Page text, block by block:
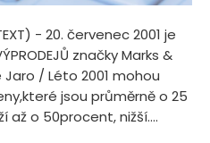
- 20. červenec 2001 je
značky Marks &
/ Léto 2001 mohou
jsou průměrně o 25
až o 50procent, nižší....